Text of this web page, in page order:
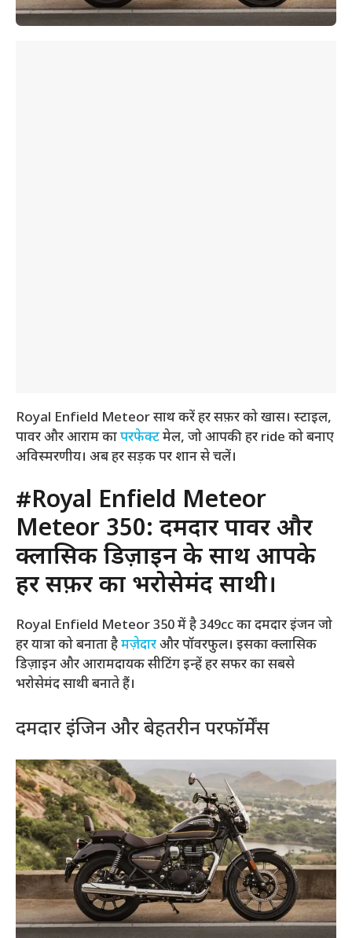
Royal Enfield Meteor साथ करें हर सफ़र को खास। स्टाइल,
पावर और आराम कापरफेक्टमेल, जो आपकी हर ride को बनाए
अविस्मरणीय। अब हर सड़क पर शान से चलें।
#Royal Enfield Meteor
Meteor 350: दमदार पावर और
क्लासिक डिज़ाइन के साथ आपके
हर सफ़र का भरोसेमंद साथी।
Royal Enfield Meteor 350 में है 349cc का दमदार इंजन जो
हर यात्रा को बनाता हैमज़ेदारऔर पॉवरफुल। इसका क्लासिक
डिज़ाइन और आरामदायक सीटिंग इन्हें हर सफर का सबसे
भरोसेमंद साथी बनाते हैं।
दमदार इंजिन और बेहतरीन परफॉर्मेंस